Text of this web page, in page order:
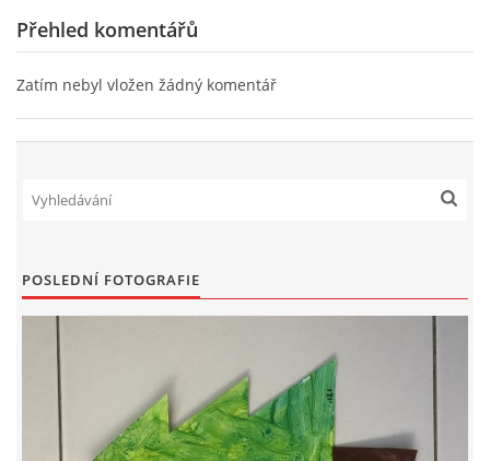
MONTESSORI AKTIVITA
JÓGOVÉ CVIČENÍ, TYPY, RADY, RECENZE
KALENDÁŘ PRO DĚTI
SVATÝ VÁCLAV
Přehled komentářů
Zatím nebyl vložen žádný komentář
POSLEDNÍ FOTOGRAFIE